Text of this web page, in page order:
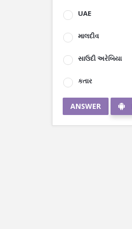
UAE
માલદીવ
સાઉદી અરેબિયા
કતાર
ANSWER